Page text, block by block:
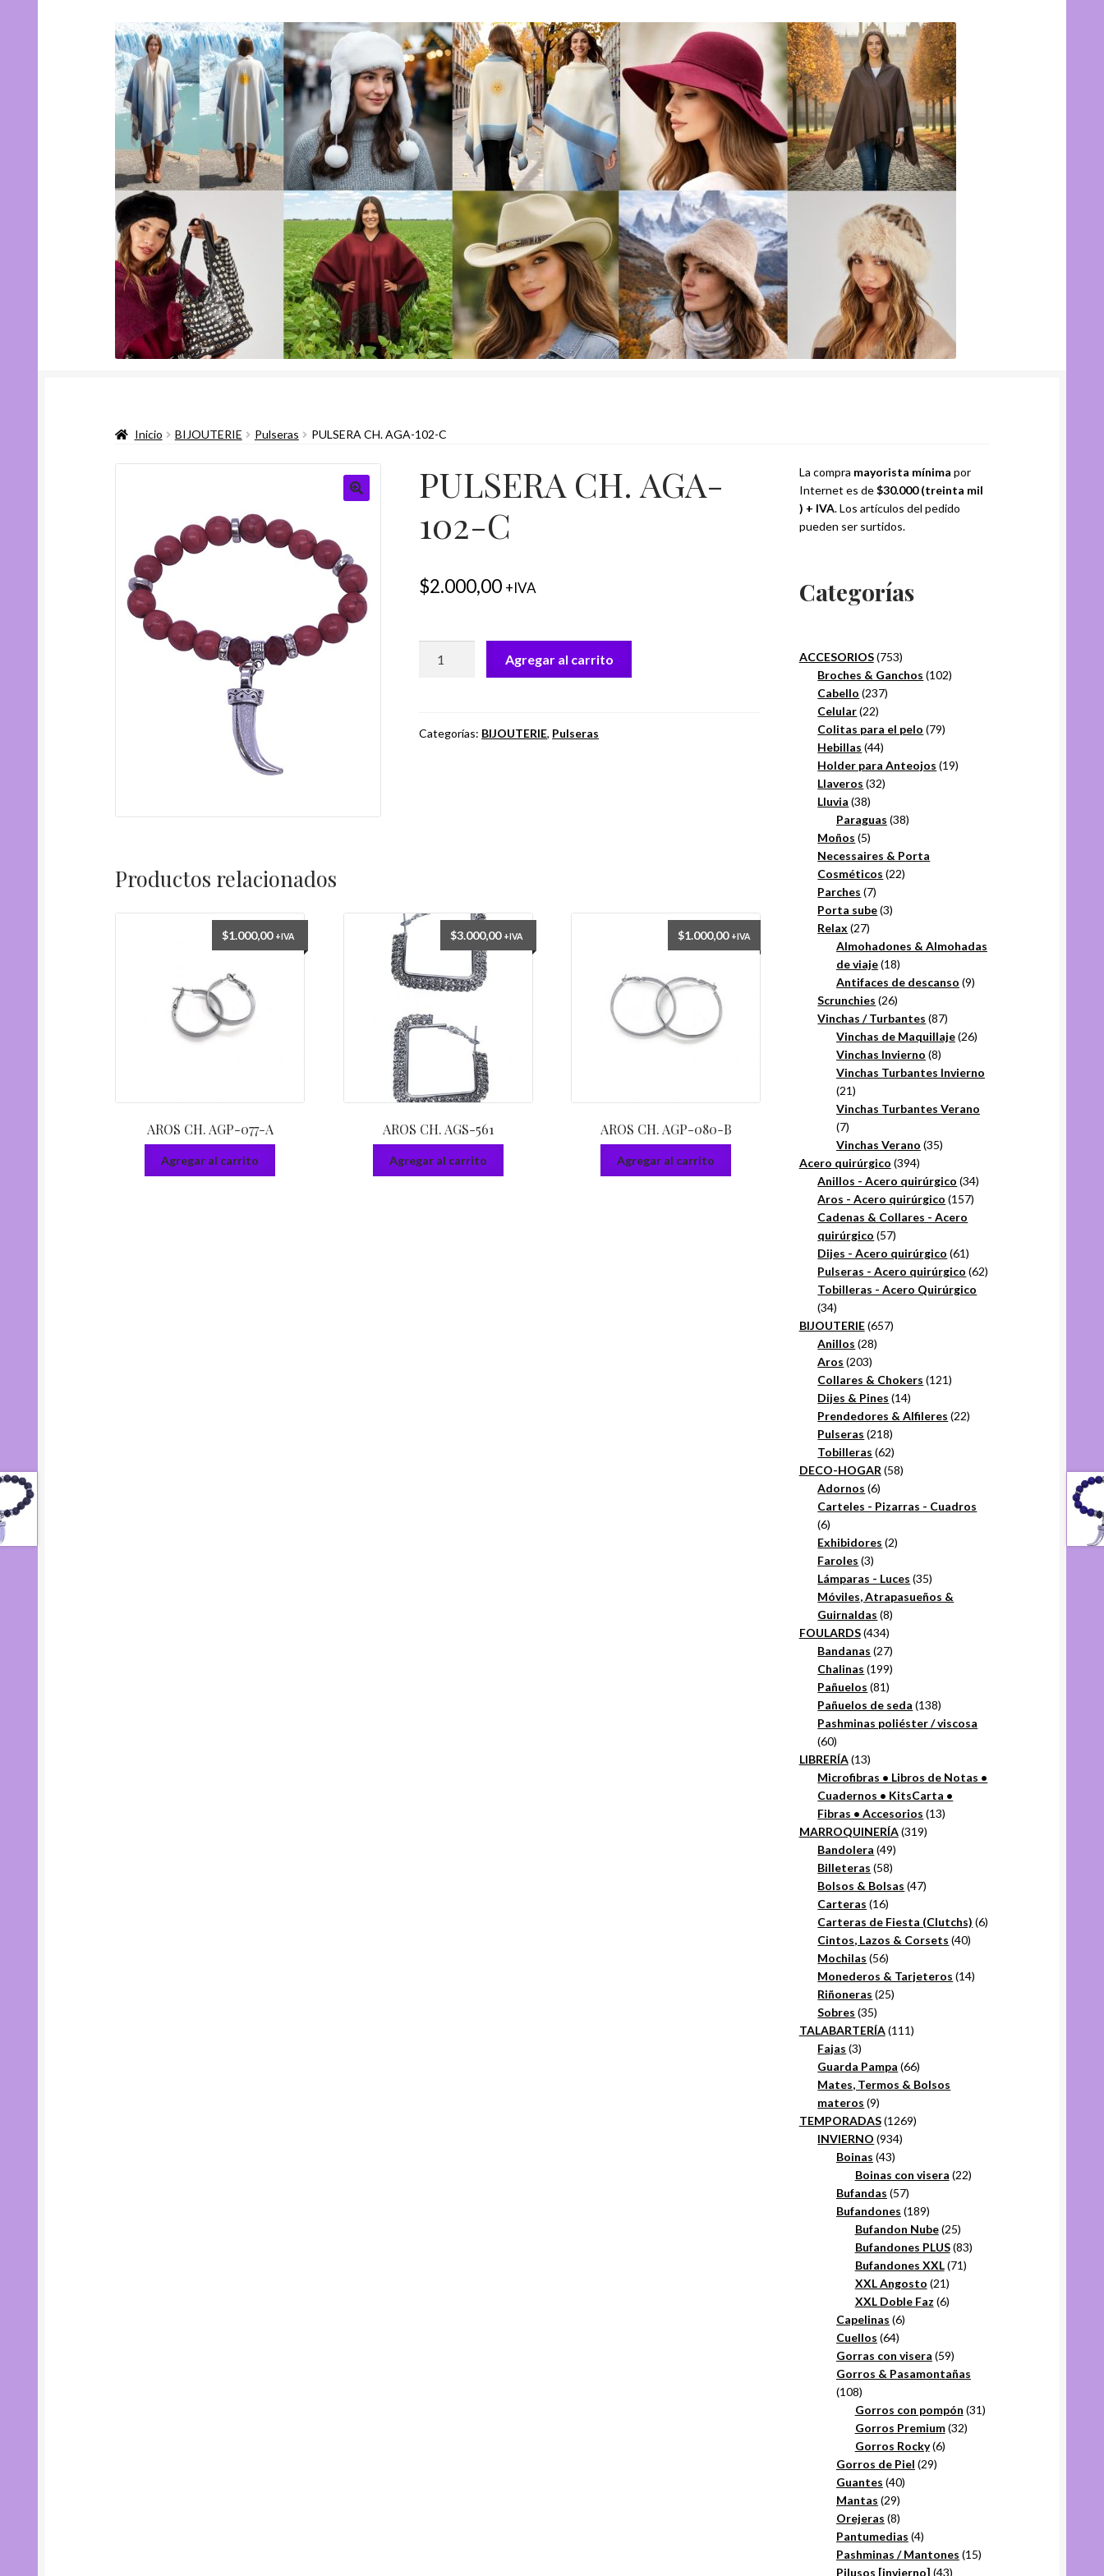
Inicio BIJOUTERIE Pulseras PULSERA CH. AGA-102-C
PULSERA CH. AGA-
102-C
$2.000,00 +IVA
C
Agregar al carrito
Categorías: BIJOUTERIE, Pulseras
Productos relacionados
AROS CH. AGP-077-A
$1.000,00 +IVA
Agregar al carrito
AROS CH. AGS-561
$3.000,00 +IVA
Agregar al carrito
AROS CH. AGP-080-B
$1.000,00 +IVA
Agregar al carrito
La compra mayorista mínima por
Internet es de$30.000 (treinta mil
) + IVA. Los artículos del pedido
pueden ser surtidos.
Categorías
ACCESORIOS 753753
productos
Broches & Ganchos 102102
Cabello 237237
Celular 2222
productos
Colitas para el pelo 7979
Hebillas 4444
productos
Holder para Anteojos 1919
Llaveros 3232
Lluvia 3838
productos
Paraguas 3838
Moños 55
productos
Necessaires & Porta
Cosméticos 2222
Parches 77
productos
Porta sube 33
Relax 2727
productos
Almohadones & Almohadas
de viaje 1818
productos
Antifaces de descanso 99
Scrunchies 2626
productos
Vinchas / Turbantes 8787
productos
Vinchas de Maquillaje 2626
Vinchas Invierno 88
productos
Vinchas Turbantes Invierno
2121
productos
Vinchas Turbantes Verano
77
productos
Vinchas Verano 3535
Acero quirúrgico 394394
productos
Anillos - Acero quirúrgico 3434
Aros - Acero quirúrgico 157157
Cadenas & Collares - Acero
quirúrgico 5757
productos
Dijes - Acero quirúrgico 6161
productos
Pulseras - Acero quirúrgico 6262
Tobilleras - Acero Quirúrgico
3434
productos
BIJOUTERIE 657657
Anillos 2828
Aros 203203
productos
Collares & Chokers 121121
Dijes & Pines 1414
productos
Prendedores & Alfileres 2222
Pulseras 218218
productos
Tobilleras 6262
productos
DECO-HOGAR 5858
Adornos 66
productos
Carteles - Pizarras - Cuadros
66
productos
Exhibidores 22
Faroles 33
productos
Lámparas - Luces 3535
productos
Móviles, Atrapasueños &
Guirnaldas 88
FOULARDS 434434
productos
Bandanas 2727
productos
Chalinas 199199
Pañuelos 8181
productos
Pañuelos de seda 138138
productos
Pashminas poliéster / viscosa
6060
productos
LIBRERÍA 1313
productos
Microfibras • Libros de Notas •
Cuadernos • KitsCarta •
Fibras • Accesorios 1313
MARROQUINERÍA 319319
Bandolera 4949
Billeteras 5858
productos
Bolsos & Bolsas 4747
Carteras 1616
productos
Carteras de Fiesta (Clutchs) 66
Cintos, Lazos & Corsets 4040
Mochilas 5656
productos
Monederos & Tarjeteros 1414
Riñoneras 2525
Sobres 3535
productos
TALABARTERÍA 111111
Fajas 33
productos
Guarda Pampa 6666
productos
Mates, Termos & Bolsos
materos 99
productos
TEMPORADAS 12691269
INVIERNO 934934
Boinas 4343
productos
Boinas con visera 2222
Bufandas 5757
productos
Bufandones 189189
productos
Bufandon Nube 2525
productos
Bufandones PLUS 8383
Bufandones XXL 7171
XXL Angosto 2121
productos
XXL Doble Faz 66
Capelinas 66
Cuellos 6464
productos
Gorras con visera 5959
productos
Gorros & Pasamontañas
108108
productos
Gorros con pompón 3131
Gorros Premium 3232
Gorros Rocky 66
Gorros de Piel 2929
Guantes 4040
Mantas 2929
productos
Orejeras 88
productos
Pantumedias 44
productos
Pashminas / Mantones 1515
Pilusos [invierno] 4343